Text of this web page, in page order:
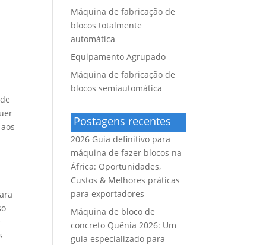
Máquina de fabricação de
blocos totalmente
automática
Equipamento Agrupado
Máquina de fabricação de
blocos semiautomática
Postagens recentes
2026 Guia definitivo para
máquina de fazer blocos na
África: Oportunidades,
Custos & Melhores práticas
para exportadores
Máquina de bloco de
concreto Quênia 2026: Um
guia especializado para